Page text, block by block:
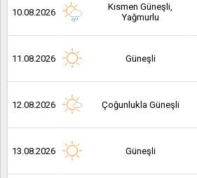
10.08.2026
Kısmen Güneşli,
Yağmurlu
11.08.2026 Güneşli
12.08.2026 Çoğunlukla Güneşli
13.08.2026 Güneşli